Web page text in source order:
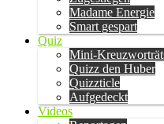
Madame Energie
Smart gespart
Quiz
Mini-
Quizz den Huber
Quizzticle
Aufgedeckt
Videos